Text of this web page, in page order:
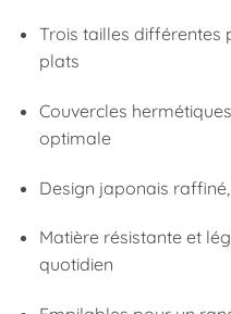
Trois tailles différentes
plats
Couvercles
optimale
Design japonais
Matière résistante et
quotidien